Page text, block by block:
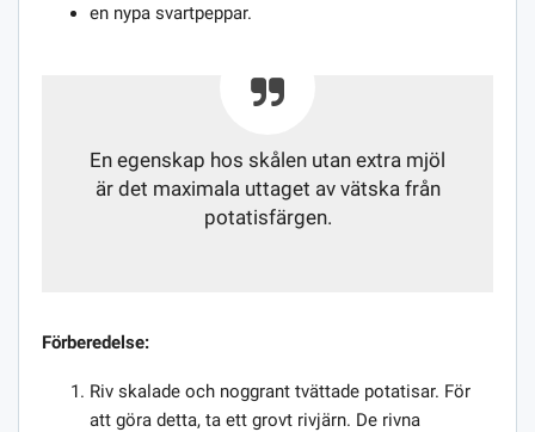
en nypa svartpeppar.
En egenskap hos skålen utan extra mjöl
är det maximala uttaget av vätska från
potatisfärgen.
Förberedelse:
Riv skalade och noggrant tvättade potatisar. För
att göra detta, ta ett grovt rivjärn. De rivna